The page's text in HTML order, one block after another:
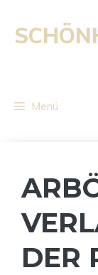
Inhalt
springen
Menü
DER